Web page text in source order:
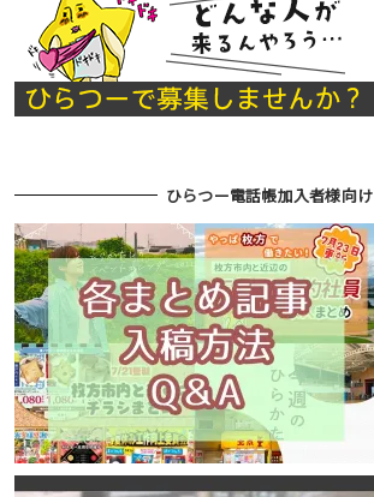
ひらつー電話帳加入者様向け